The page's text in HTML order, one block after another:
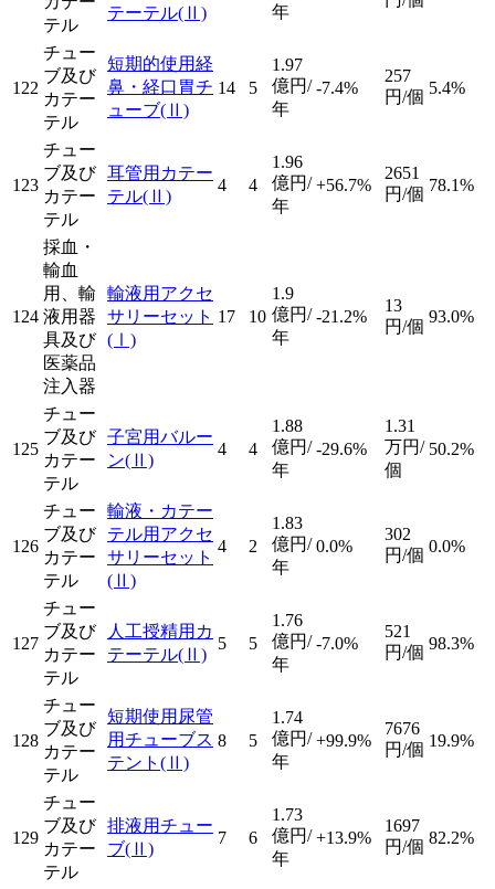
テル
テーテル(Ⅱ)
年
122
チュー
ブ及び
カテー
テル
短期的使用経
鼻・経口胃チ
ューブ(Ⅱ)
14 5
1.97
億円/
年
-7.4%
257
円/個 5.4%
123
チュー
ブ及び
カテー
テル
耳管用カテー
テル(Ⅱ)
4 4
1.96
億円/
年
+56.7%
2651
円/個 78.1%
124
採血・
輸血
用、輸
液用器
具及び
医薬品
注入器
輸液用アクセ
サリーセット
(Ⅰ)
17 10
1.9
億円/
年
-21.2%
13
円/個
93.0%
125
チュー
ブ及び
カテー
テル
子宮用バルー
ン(Ⅱ)
4 4
1.88
億円/
年
-29.6%
1.31
万円/
個
50.2%
126
チュー
ブ及び
カテー
テル
輸液・カテー
テル用アクセ
サリーセット
(Ⅱ)
4 2
1.83
億円/
年
0.0%
302
円/個 0.0%
127
チュー
ブ及び
カテー
テル
人工授精用カ
テーテル(Ⅱ)
5 5
1.76
億円/
年
-7.0%
521
円/個 98.3%
128
チュー
ブ及び
カテー
テル
短期使用尿管
用チューブス
テント (Ⅱ)
8 5
1.74
億円/
年
+99.9%
7676
円/個 19.9%
129
チュー
ブ及び
カテー
テル
排液用チュー
ブ(Ⅱ)
7 6
1.73
億円/
年
+13.9%
1697
円/個 82.2%